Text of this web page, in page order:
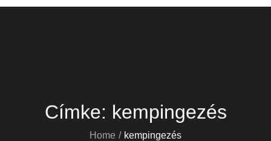
Címke: kempingezés
Home kempingezés